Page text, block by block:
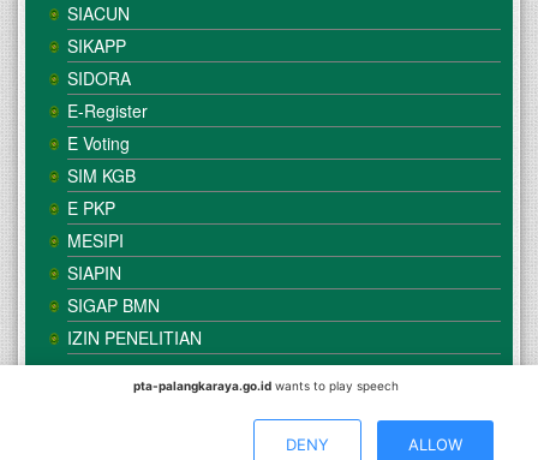
SIACUN
SIKAPP
SIDORA
E-Register
E Voting
SIM KGB
E PKP
MESIPI
SIAPIN
SIGAP BMN
IZIN PENELITIAN
Agama Palangka Raya
Direkomendasikan Menggunakan Browser :
Mozilla Firefox
pta-palangkaraya.go.id wants to play speech
DENY ALLOW